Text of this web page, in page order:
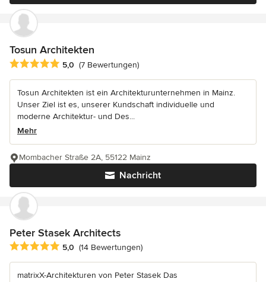
Tosun Architekten
Durchschnittliche Bewertung: 5 von 5 Sternen
5,0 (7 Bewertungen)
Tosun Architekten ist ein Architekturunternehmen in Mainz.
Unser Ziel ist es, unserer Kundschaft individuelle und
moderne Architektur- und Des...
Mehr
Nachricht
Mombacher Straße 2A, 55122 Mainz
Peter Stasek Architects
Durchschnittliche Bewertung: 5 von 5 Sternen
5,0 (14 Bewertungen)
matrixX-Architekturen von Peter Stasek Das